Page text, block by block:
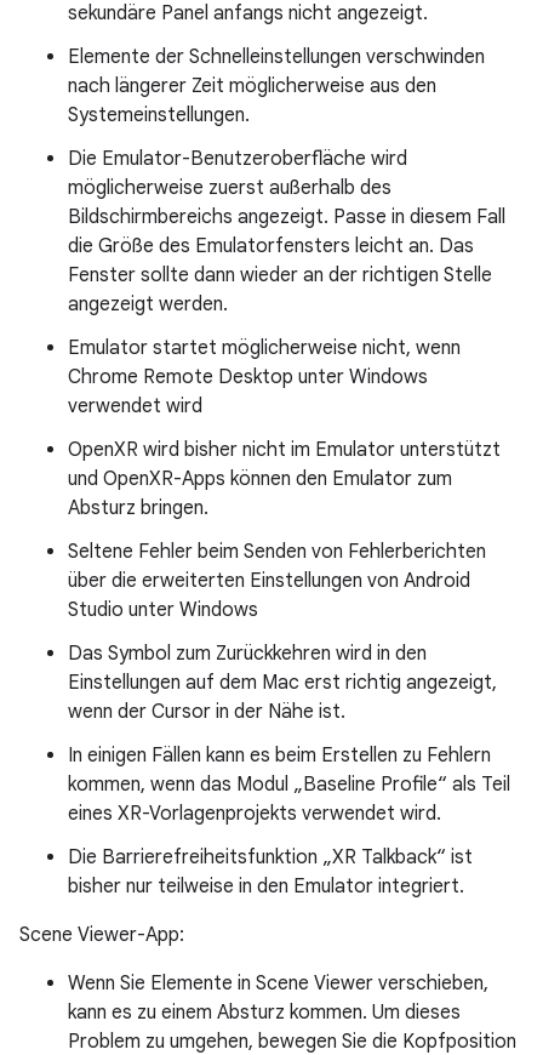
sekundäre Panel anfangs nicht angezeigt.
Elemente der Schnelleinstellungen verschwinden
nach längerer Zeit möglicherweise aus den
Systemeinstellungen.
Die Emulator-Benutzeroberfläche wird
möglicherweise zuerst außerhalb des
Bildschirmbereichs angezeigt. Passe in diesem Fall
die Größe des Emulatorfensters leicht an. Das
Fenster sollte dann wieder an der richtigen Stelle
angezeigt werden.
Emulator startet möglicherweise nicht, wenn
Chrome Remote Desktop unter Windows
verwendet wird
OpenXR wird bisher nicht im Emulator unterstützt
und OpenXR-Apps können den Emulator zum
Absturz bringen.
Seltene Fehler beim Senden von Fehlerberichten
über die erweiterten Einstellungen von Android
Studio unter Windows
Das Symbol zum Zurückkehren wird in den
Einstellungen auf dem Mac erst richtig angezeigt,
wenn der Cursor in der Nähe ist.
In einigen Fällen kann es beim Erstellen zu Fehlern
kommen, wenn das Modul „Baseline Profile“ als Teil
eines XR-Vorlagenprojekts verwendet wird.
Die Barrierefreiheitsfunktion „XR Talkback“ ist
bisher nur teilweise in den Emulator integriert.
Scene Viewer-App:
Wenn Sie Elemente in Scene Viewer verschieben,
kann es zu einem Absturz kommen. Um dieses
Problem zu umgehen, bewegen Sie die Kopfposition